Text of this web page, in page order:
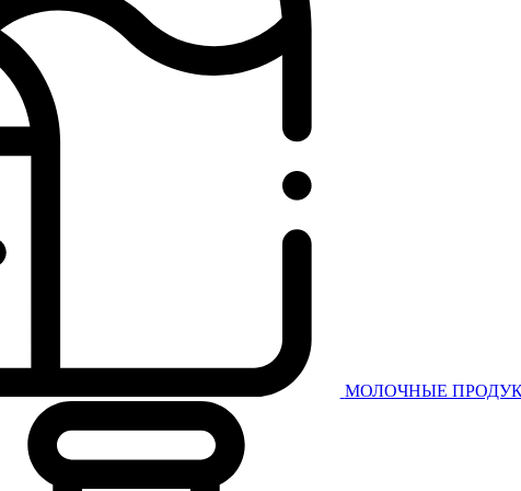
МОЛОЧНЫЕ